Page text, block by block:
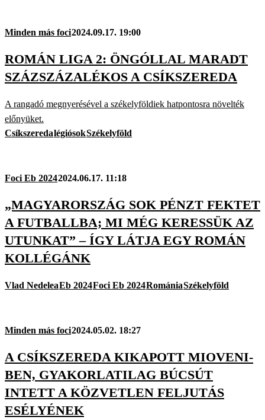
Minden más foci2024.09.17. 19:00
ROMÁN LIGA 2: ÖNGÓLLAL MARADT
SZÁZSZÁZALÉKOS A CSÍKSZEREDA
A rangadó megnyerésével a székelyföldiek hatpontosra növelték
előnyüket.
CsíkszeredalégiósokSzékelyföld
Foci Eb 20242024.06.17. 11:18
„MAGYARORSZÁG SOK PÉNZT FEKTET
A FUTBALLBA; MI MÉG KERESSÜK AZ
UTUNKAT” – ÍGY LÁTJA EGY ROMÁN
KOLLÉGÁNK
Vlad NedeleaEb 2024Foci Eb 2024RomániaSzékelyföld
Minden más foci2024.05.02. 18:27
A CSÍKSZEREDA KIKAPOTT MIOVENI-
BEN, GYAKORLATILAG BÚCSÚT
INTETT A KÖZVETLEN FELJUTÁS
ESÉLYÉNEK